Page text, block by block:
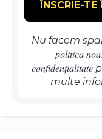
Nu facem
politica
confidențialitate
multe